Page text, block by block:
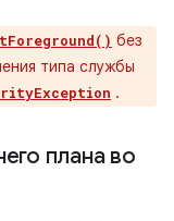
без
типа службы
.
плана во